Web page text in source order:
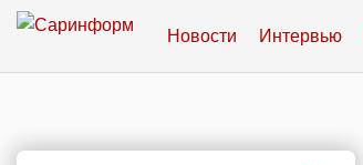
Новости Интервью